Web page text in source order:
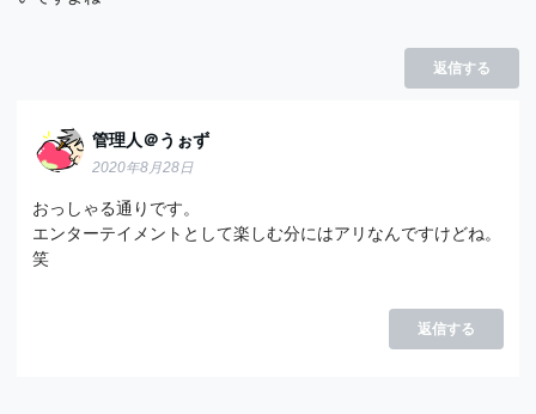
返信する
管理人＠うぉず
2020年8月28日
おっしゃる通りです。
エンターテイメントとして楽しむ分にはアリなんですけどね。
笑
返信する